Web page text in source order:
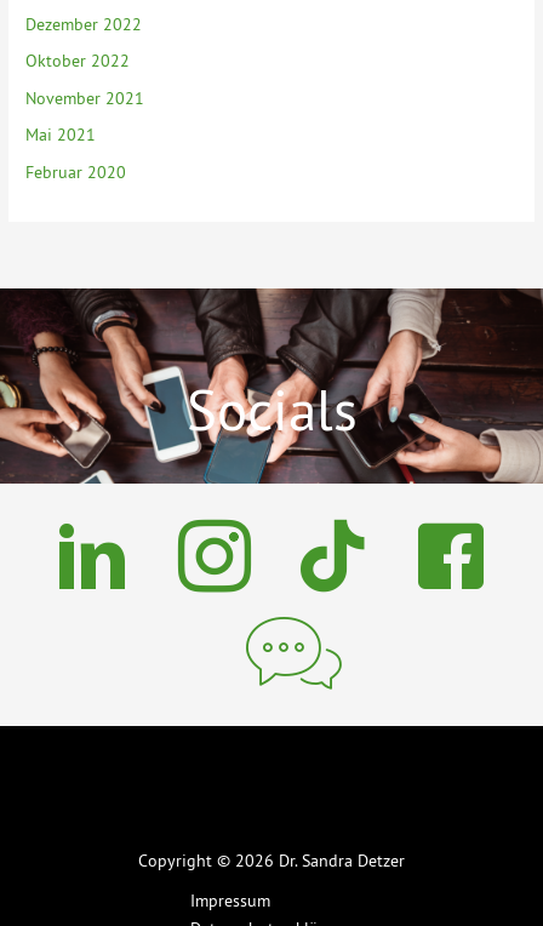
Dezember 2022
Oktober 2022
November 2021
Mai 2021
Februar 2020
Socials
Copyright © 2026 Dr. Sandra Detzer
Impressum